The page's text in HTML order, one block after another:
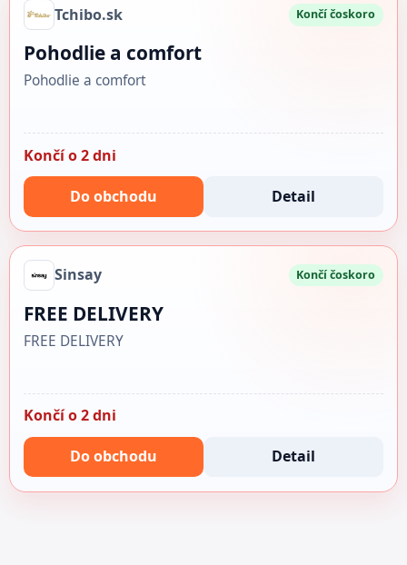
Tchibo.sk Končí čoskoro
Pohodlie a comfort
Pohodlie a comfort
Končí o 2 dni
Do obchodu Detail
Sinsay Končí čoskoro
FREE DELIVERY
FREE DELIVERY
Končí o 2 dni
Do obchodu Detail